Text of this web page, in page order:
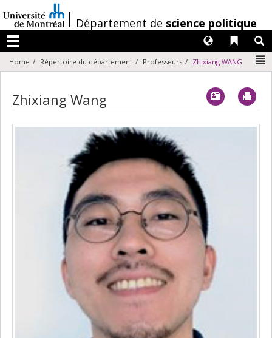
au
contenu
/Département de science politique
Menu
Liens
Langues
Home Répertoire du département Professeurs Zhixiang WANG
Zhixiang Wang Vcard